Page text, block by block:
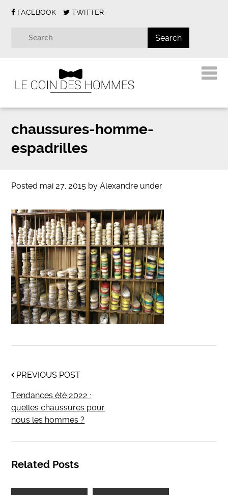
FACEBOOK TWITTER
chaussures-homme-
espadrilles
Posted mai 27, 2015 byAlexandre under
PREVIOUS POST
Tendances été 2022 :
quelles chaussures pour
nous les hommes ?
Related Posts